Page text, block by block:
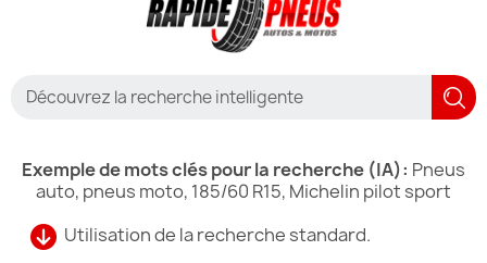
Utilisation de la recherche standard.
Exemple de mots clés pour la recherche (IA): Pneus
auto, pneus moto, 185/60 R15, Michelin pilot sport